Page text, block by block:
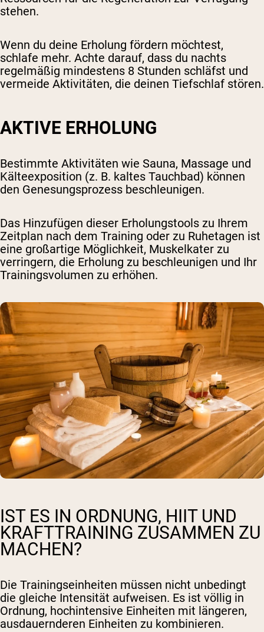
stehen.
Wenn du deine Erholung fördern möchtest,
schlafe mehr. Achte darauf, dass du nachts
regelmäßig mindestens 8 Stunden schläfst und
vermeide Aktivitäten, die deinen Tiefschlaf stören.
AKTIVE ERHOLUNG
Bestimmte Aktivitäten wie Sauna, Massage und
Kälteexposition (z. B. kaltes Tauchbad) können
den Genesungsprozess beschleunigen.
Das Hinzufügen dieser Erholungstools zu Ihrem
Zeitplan nach dem Training oder zu Ruhetagen ist
eine großartige Möglichkeit, Muskelkater zu
verringern, die Erholung zu beschleunigen und Ihr
Trainingsvolumen zu erhöhen.
IST ES IN ORDNUNG, HIIT UND
KRAFTTRAINING ZUSAMMEN ZU
MACHEN?
Die Trainingseinheiten müssen nicht unbedingt
die gleiche Intensität aufweisen. Es ist völlig in
Ordnung, hochintensive Einheiten mit längeren,
ausdauernderen Einheiten zu kombinieren.